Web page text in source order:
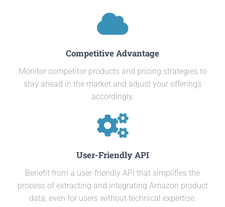
Competitive Advantage
Monitor competitor products and pricing strategies to
stay ahead in the market and adjust your offerings
accordingly.
User-Friendly API
Benefit from a user-friendly API that simplifies the
process of extracting and integrating Amazon product
data, even for users without technical expertise.